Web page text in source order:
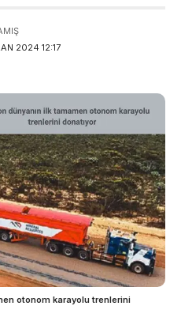
2024 12:17
otonom karayolu trenlerini